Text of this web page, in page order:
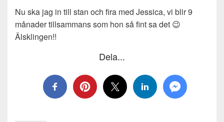
Nu ska jag in till stan och fira med Jessica, vi blir 9
månader tillsammans som hon så fint sa det 😉
Älsklingen!!
Dela...